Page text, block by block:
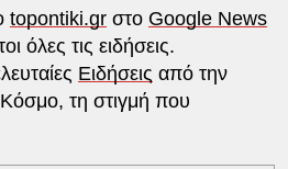
topontiki.grστο Google News
όλες τις ειδήσεις.
Ειδήσεις από την
τη στιγμή που